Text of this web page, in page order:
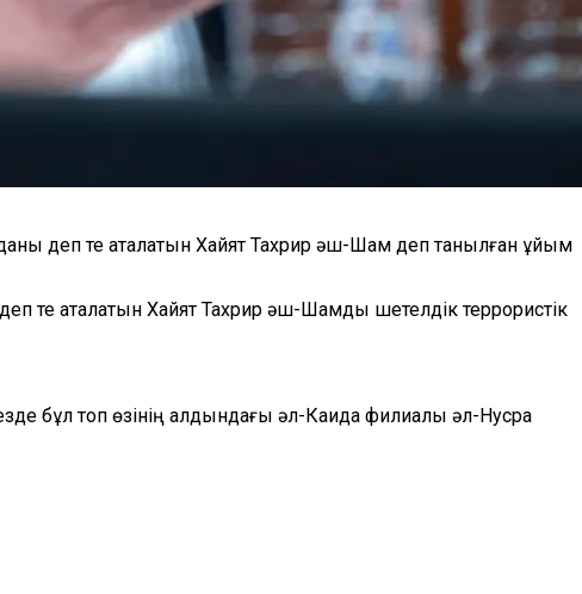
деп те аталатын Хайят Тахрир әш-Шам деп танылған ұйым
те аталатын Хайят Тахрир әш-Шамды шетелдік террористік
бұл топ өзінің алдындағы әл-Каида филиалы әл-Нусра